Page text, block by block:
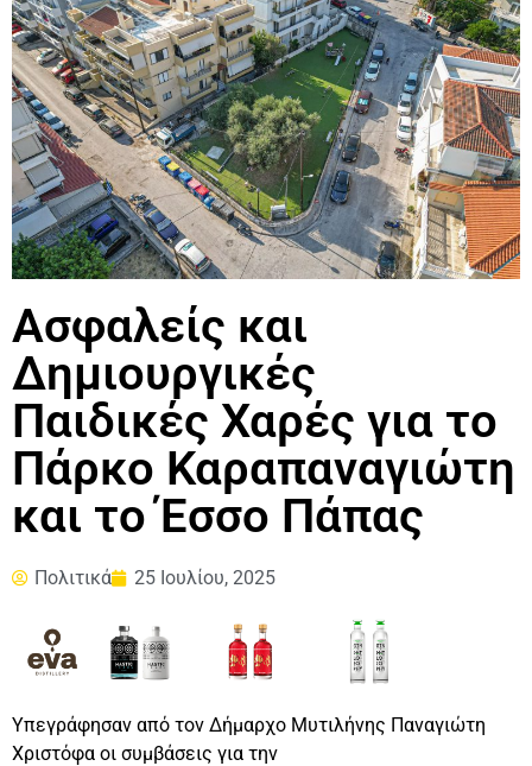
Ασφαλείς και
Δημιουργικές
Παιδικές Χαρές για το
Πάρκο Καραπαναγιώτη
και το Έσσο Πάπας
Πολιτικά 25 Ιουλίου, 2025
Υπεγράφησαν από τον Δήμαρχο Μυτιλήνης Παναγιώτη
Χριστόφα οι συμβάσεις για την